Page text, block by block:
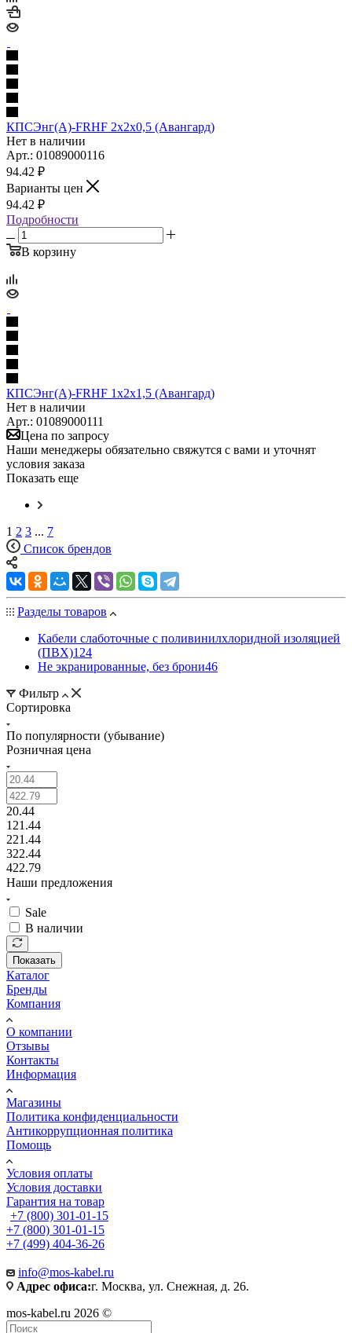
КПСЭнг(А)-FRHF 2х2х0,5 (Авангард)
Нет в наличии
Арт.: 01089000116
94.42 ₽
Варианты цен
94.42 ₽
Подробности
В корзину
КПСЭнг(А)-FRHF 1х2х1,5 (Авангард)
Нет в наличии
Арт.: 01089000111
Цена по запросу
Наши менеджеры обязательно свяжутся с вами и уточнят
условия заказа
Показать еще
1 2 3 ... 7
Список брендов
Разделы товаров
Кабели слаботочные с поливинилхлоридной изоляцией
(ПВХ)124
Не экранированные, без брони46
Фильтр
Сортировка
По популярности (убывание)
Розничная цена
20.44
121.44
221.44
322.44
422.79
Наши предложения
Sale
В наличии
Показать
Каталог
Бренды
Компания
О компании
Отзывы
Контакты
Информация
Магазины
Политика конфиденциальности
Антикоррупционная политика
Помощь
Условия оплаты
Условия доставки
Гарантия на товар
+7 (800) 301-01-15
+7 (800) 301-01-15
+7 (499) 404-36-26
info@mos-kabel.ru
Адрес офиса:г. Москва, ул. Снежная, д. 26.
mos-kabel.ru 2026 ©